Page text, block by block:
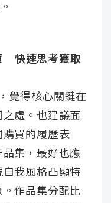
快速思考獲取
覺得核心關鍵在
處。也建議面
買的履歷表
集，最好也應
我風格凸顯特
作品集分配比